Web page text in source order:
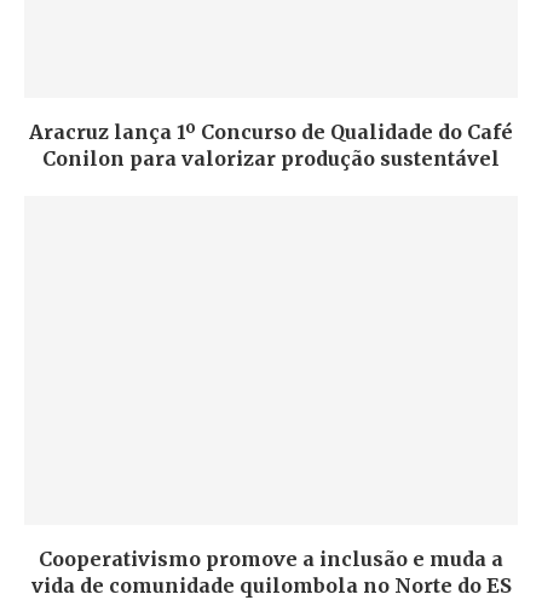
Aracruz lança 1º Concurso de Qualidade do Café
Conilon para valorizar produção sustentável
Cooperativismo promove a inclusão e muda a
vida de comunidade quilombola no Norte do ES